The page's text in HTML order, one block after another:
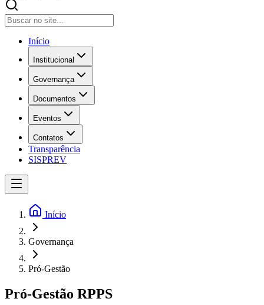
Início
Institucional
Governança
Documentos
Eventos
Contatos
Transparência
SISPREV
Início
Governança
Pró-Gestão
Pró-Gestão RPPS